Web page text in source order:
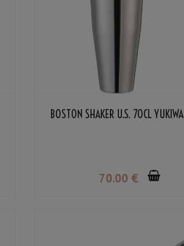
BOSTON SHAKER U.S. 70CL YUKIWA
70.00 €